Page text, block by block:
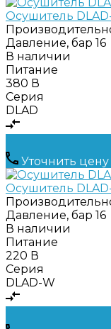
Осушитель
Давление, бар 16
В наличии
Питание
380 В
Серия
DLAD
Уточнить цену
Осушитель
Давление, бар 16
В наличии
Питание
220 В
Серия
DLAD-W